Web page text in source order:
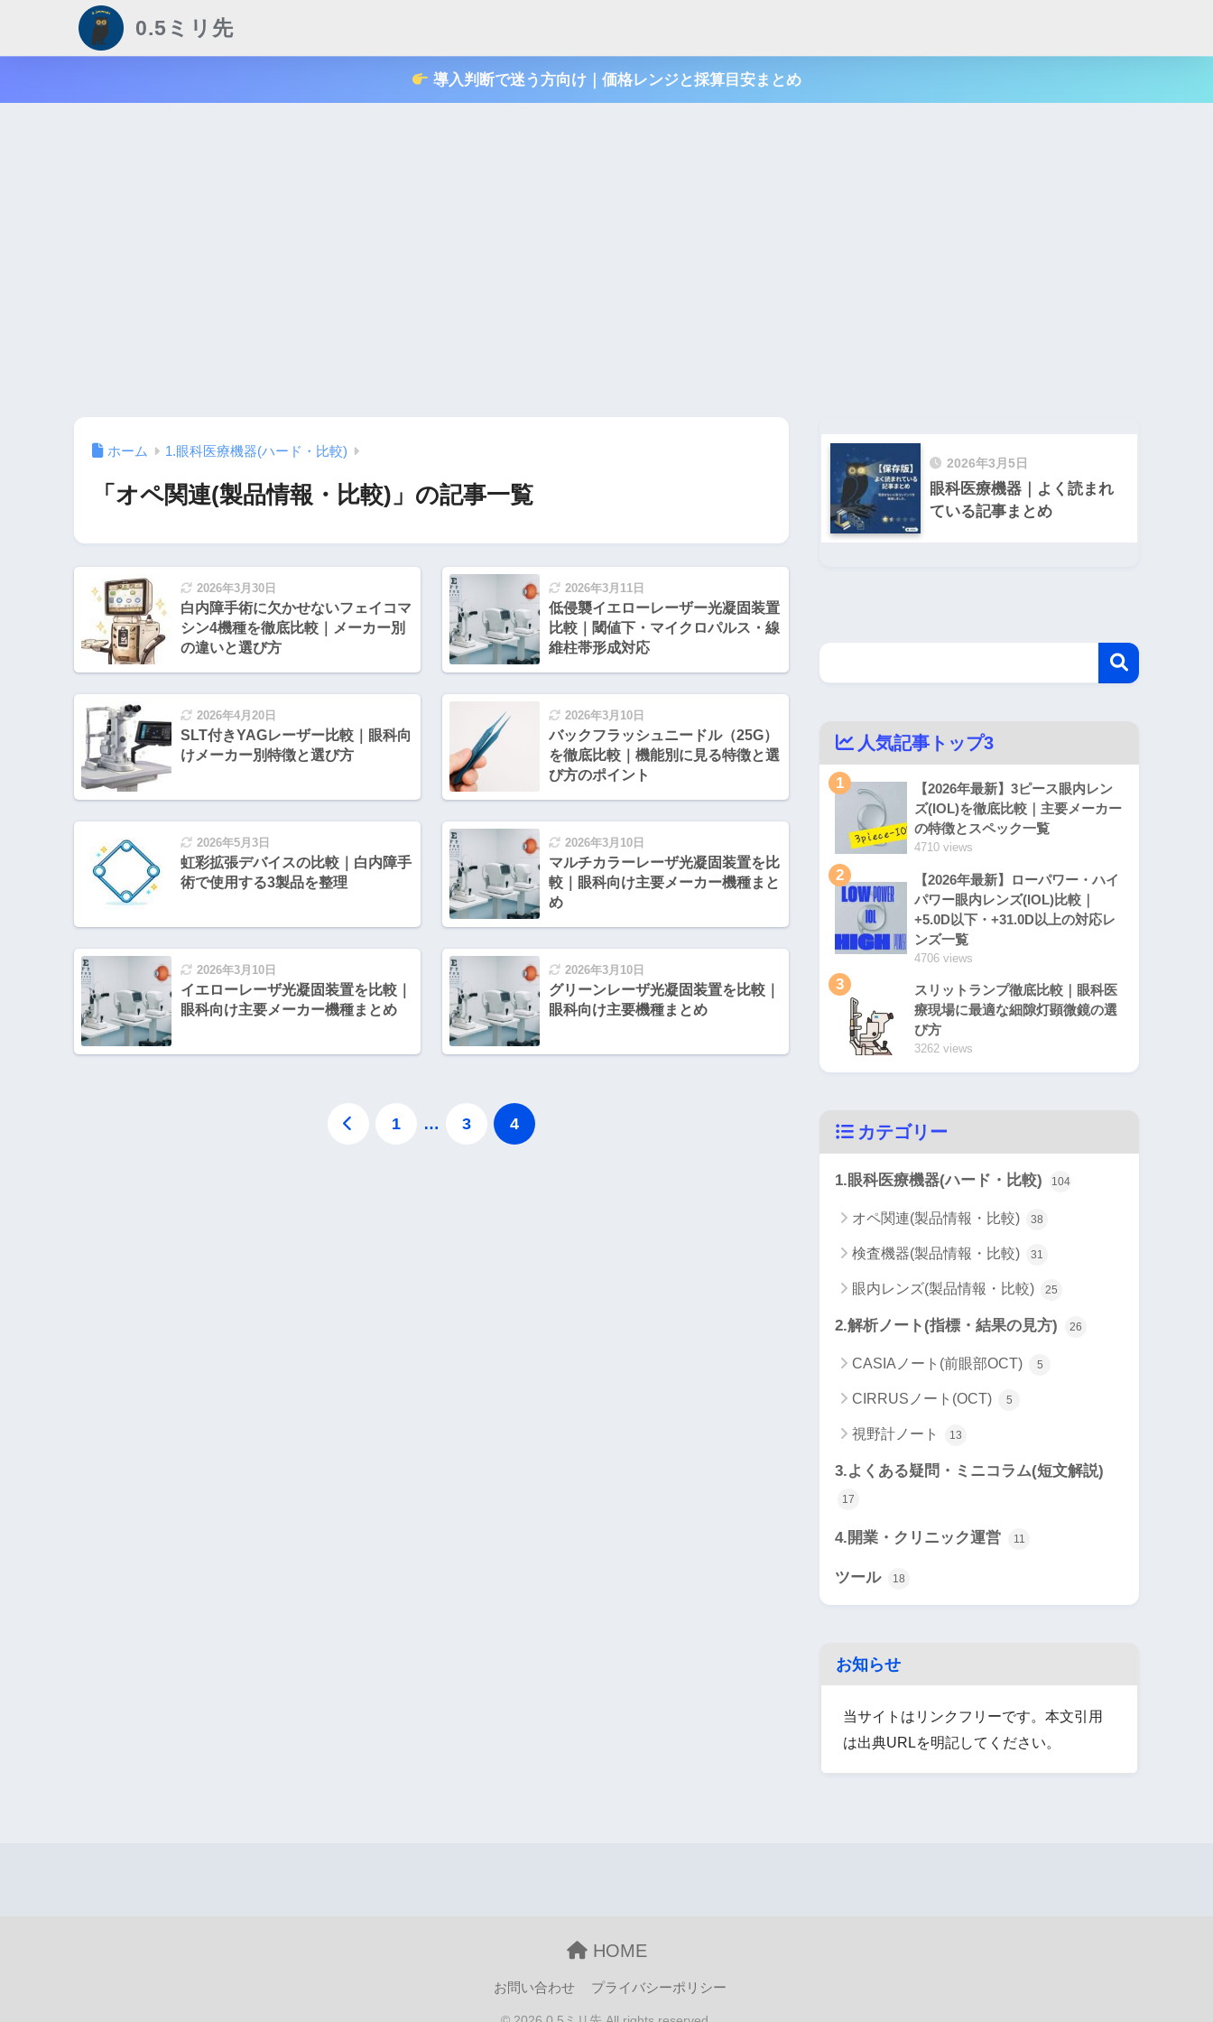
0.5ミリ先
導入判断で迷う方向け｜価格レンジと採算目安まとめ
ホーム 1.眼科医療機器(ハード・比較)
「オペ関連(製品情報・比較)」の記事一覧
2026年3月30日
白内障手術に欠かせないフェイコマ
シン4機種を徹底比較｜メーカー別
の違いと選び方
2026年3月11日
低侵襲イエローレーザー光凝固装置
比較｜閾値下・マイクロパルス・線
維柱帯形成対応
2026年4月20日
SLT付きYAGレーザー比較｜眼科向
けメーカー別特徴と選び方
2026年3月10日
バックフラッシュニードル（25G）
を徹底比較｜機能別に見る特徴と選
び方のポイント
2026年5月3日
虹彩拡張デバイスの比較｜白内障手
術で使用する3製品を整理
2026年3月10日
マルチカラーレーザ光凝固装置を比
較｜眼科向け主要メーカー機種まと
め
2026年3月10日
イエローレーザ光凝固装置を比較｜
眼科向け主要メーカー機種まとめ
2026年3月10日
グリーンレーザ光凝固装置を比較｜
眼科向け主要機種まとめ
1 … 3 4
2026年3月5日
眼科医療機器｜よく読まれ
ている記事まとめ
人気記事トップ3
1
【2026年最新】3ピース眼内レン
ズ(IOL)を徹底比較｜主要メーカー
の特徴とスペック一覧
4710 views
2
【2026年最新】ローパワー・ハイ
パワー眼内レンズ(IOL)比較｜
+5.0D以下・+31.0D以上の対応レ
ンズ一覧
4706 views
3
スリットランプ徹底比較｜眼科医
療現場に最適な細隙灯顕微鏡の選
び方
3262 views
カテゴリー
1.眼科医療機器(ハード・比較) 104
オペ関連(製品情報・比較) 38
検査機器(製品情報・比較) 31
眼内レンズ(製品情報・比較) 25
2.解析ノート(指標・結果の見方) 26
CASIAノート(前眼部OCT) 5
CIRRUSノート(OCT) 5
視野計ノート 13
3.よくある疑問・ミニコラム(短文解説)
17
4.開業・クリニック運営 11
ツール 18
お知らせ
当サイトはリンクフリーです。本文引用
は出典URLを明記してください。
HOME
お問い合わせ プライバシーポリシー